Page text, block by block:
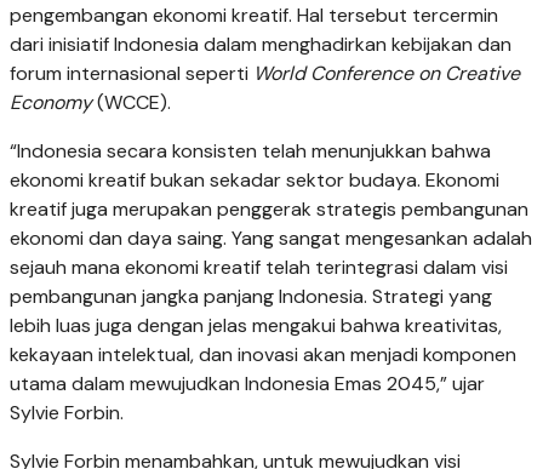
pengembangan ekonomi kreatif. Hal tersebut tercermin
dari inisiatif Indonesia dalam menghadirkan kebijakan dan
forum internasional seperti World Conference on Creative
Economy(WCCE).
“Indonesia secara konsisten telah menunjukkan bahwa
ekonomi kreatif bukan sekadar sektor budaya. Ekonomi
kreatif juga merupakan penggerak strategis pembangunan
ekonomi dan daya saing. Yang sangat mengesankan adalah
sejauh mana ekonomi kreatif telah terintegrasi dalam visi
pembangunan jangka panjang Indonesia. Strategi yang
lebih luas juga dengan jelas mengakui bahwa kreativitas,
kekayaan intelektual, dan inovasi akan menjadi komponen
utama dalam mewujudkan Indonesia Emas 2045,” ujar
Sylvie Forbin.
Sylvie Forbin menambahkan, untuk mewujudkan visi